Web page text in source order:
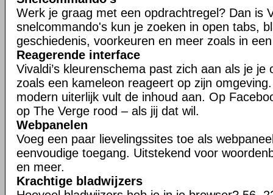
Werk je graag met een opdrachtregel? Dan is
snelcommando's kun je zoeken in open tabs,
geschiedenis, voorkeuren en meer zoals in
Reagerende interface
Vivaldi’s kleurenschema past zich aan als je je
zoals een kameleon reageert op zijn
modern uiterlijk vult de inhoud aan. Op
op The Verge rood – als jij dat wil.
Webpanelen
Voeg een paar lievelingssites toe als
eenvoudige toegang. Uitstekend voor
en meer.
Krachtige bladwijzers